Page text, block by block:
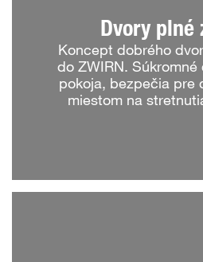
Dvory plné
Koncept dobrého
do ZWIRN. Súkromné
pokoja, bezpečia pre
miestom na